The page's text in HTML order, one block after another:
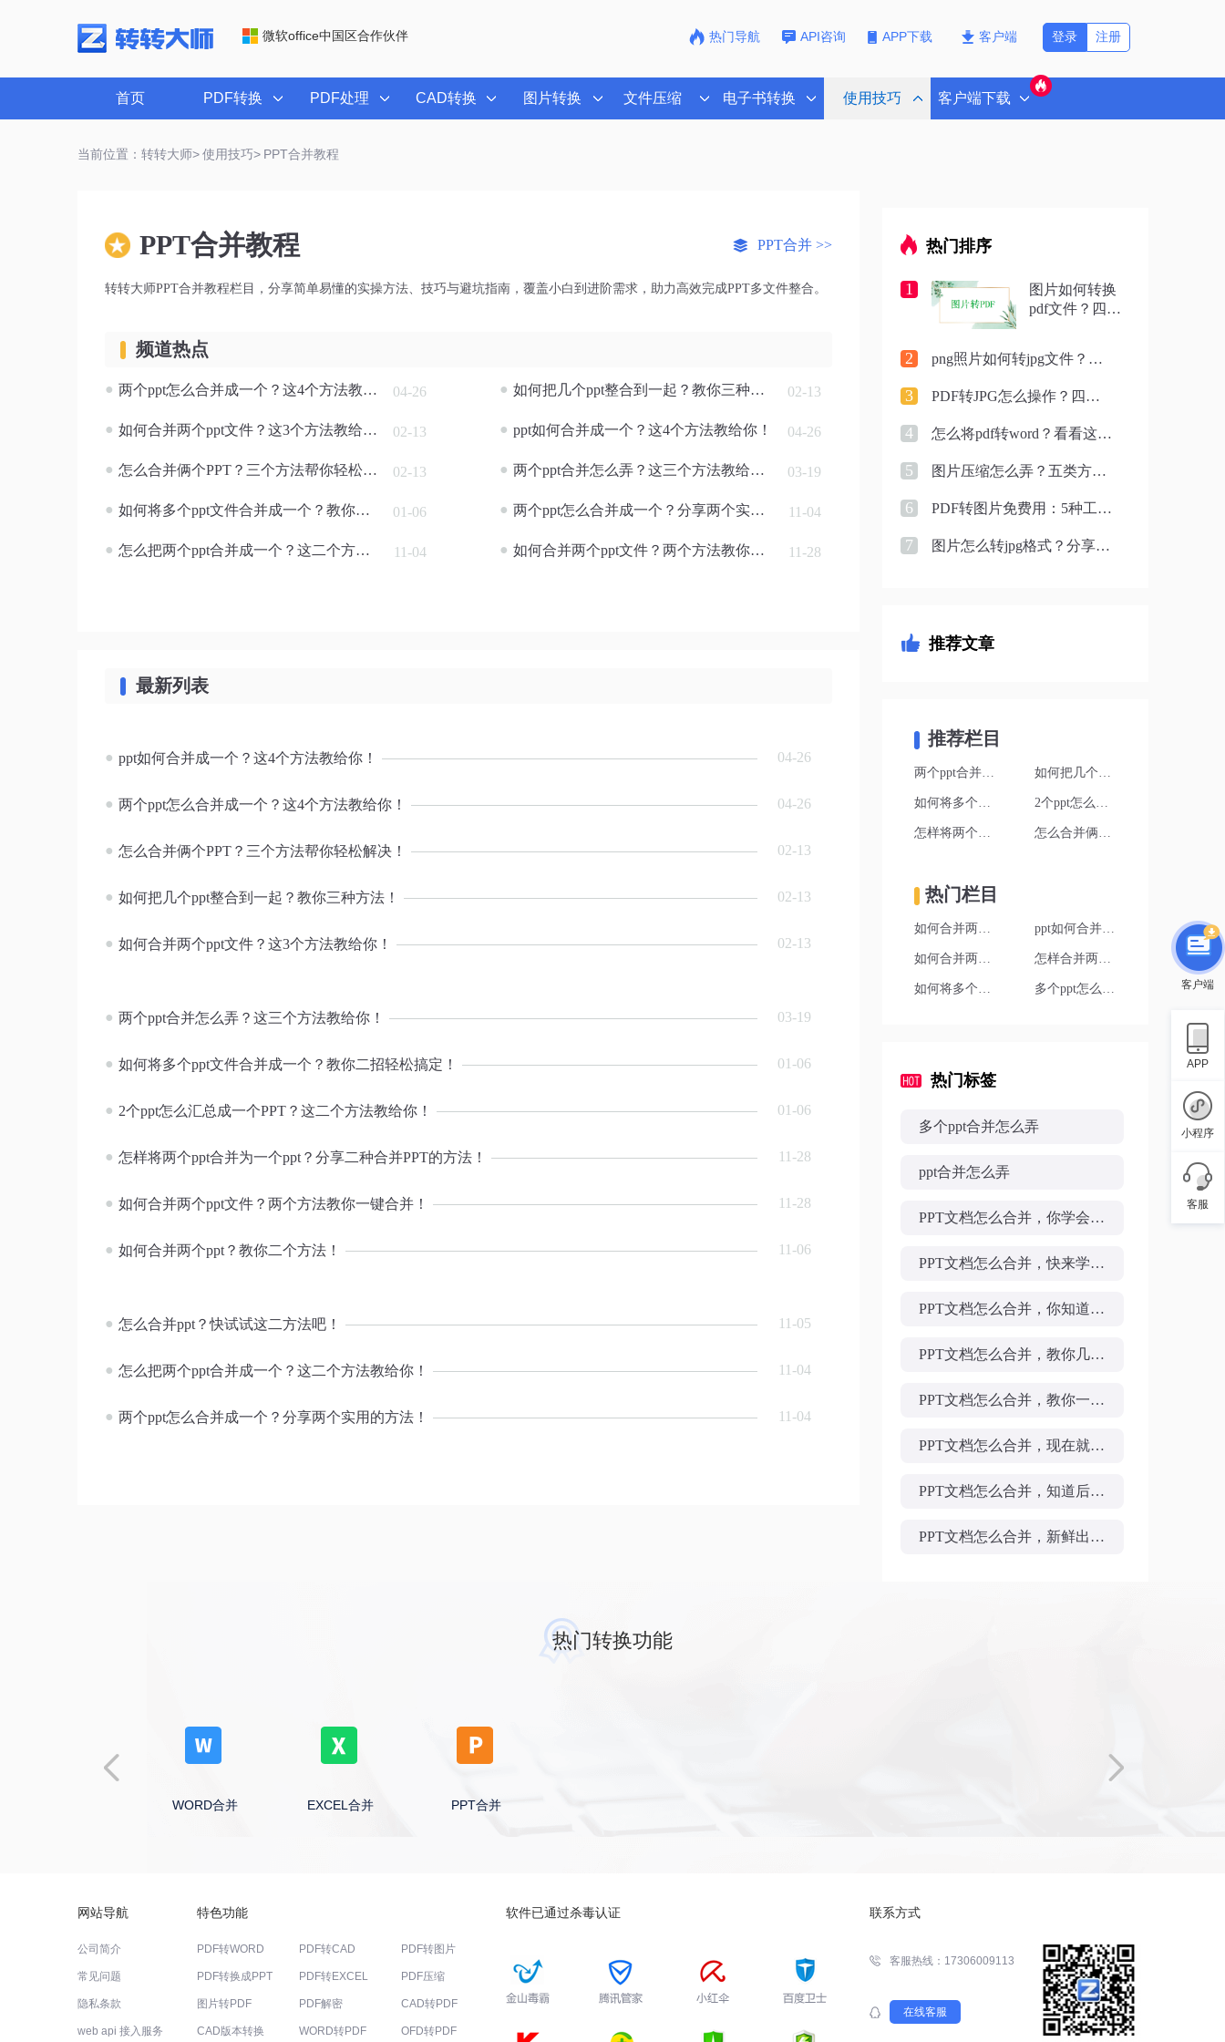
微软office中国区合作伙伴 热门导航 API咨询 APP下载 客户端 注册
登录
首页 PDF转换 PDF处理 CAD转换 图片转换 文件压缩 电子书转换 使用技巧 客户端下载
当前位置：转转大师> 使用技巧> PPT合并教程
PPT合并教程 PPT合并 >>
转转大师PPT合并教程栏目，分享简单易懂的实操方法、技巧与避坑指南，覆盖小白到进阶需求，助力高效完成PPT多文件整合。
频道热点
● 两个ppt怎么合并成一个？这4个方法教给你！ 04-26 ● 如何把几个ppt整合到一起？教你三种方法！ 02-13
● 如何合并两个ppt文件？这3个方法教给你！ 02-13 ● ppt如何合并成一个？这4个方法教给你！ 04-26
● 怎么合并俩个PPT？三个方法帮你轻松解决！ 02-13 ● 两个ppt合并怎么弄？这三个方法教给你！ 03-19
● 如何将多个ppt文件合并成一个？教你二招轻松搞定！ 01-06 ● 两个ppt怎么合并成一个？分享两个实用的方法！ 11-04
● 怎么把两个ppt合并成一个？这二个方法教给你！ 11-04 ● 如何合并两个ppt文件？两个方法教你一键合并！ 11-28
最新列表
● ppt如何合并成一个？这4个方法教给你！ 04-26
● 两个ppt怎么合并成一个？这4个方法教给你！ 04-26
● 怎么合并俩个PPT？三个方法帮你轻松解决！ 02-13
● 如何把几个ppt整合到一起？教你三种方法！ 02-13
● 如何合并两个ppt文件？这3个方法教给你！ 02-13
● 两个ppt合并怎么弄？这三个方法教给你！ 03-19
● 如何将多个ppt文件合并成一个？教你二招轻松搞定！ 01-06
● 2个ppt怎么汇总成一个PPT？这二个方法教给你！ 01-06
● 怎样将两个ppt合并为一个ppt？分享二种合并PPT的方法！ 11-28
● 如何合并两个ppt文件？两个方法教你一键合并！ 11-28
● 如何合并两个ppt？教你二个方法！ 11-06
● 怎么合并ppt？快试试这二方法吧！ 11-05
● 怎么把两个ppt合并成一个？这二个方法教给你！ 11-04
● 两个ppt怎么合并成一个？分享两个实用的方法！ 11-04
热门排序
1
图片如何转换
pdf文件？四种
最优选！
2 png照片如何转jpg文件？五种方法实测对比，附各场景最优选!！
3 PDF转JPG怎么操作？四种方法实测对比，附各场景最优选！
4 怎么将pdf转word？看看这五种转换方法！
5 图片压缩怎么弄？五类方案实测对比，一张表看懂怎么选！
6 PDF转图片免费用：5种工具的文件限制和输出质量对比！
7 图片怎么转jpg格式？分享5个实用转换方法！
推荐文章
推荐栏目
两个ppt合并怎么弄
热门栏目
ppt如何合并成一个
热门标签
多个ppt合并怎么弄
ppt合并怎么弄
PPT文档怎么合并，你学会了吗？
PPT文档怎么合并，快来学习？
PPT文档怎么合并，你知道吗？
PPT文档怎么合并，教你几个方法
PPT文档怎么合并，教你一分钟完成
PPT文档怎么合并，现在就教你
PPT文档怎么合并，知道后办公方便多了
PPT文档怎么合并，新鲜出炉的教程
热门转换功能
WORD合并 EXCEL合并 PPT合并
网站导航
公司简介
常见问题
隐私条款
web api 接入服务
特色功能
PDF转WORD PDF转CAD PDF转图片
PDF转换成PPT PDF转EXCEL PDF压缩
图片转PDF PDF解密 CAD转PDF
CAD版本转换 WORD转PDF OFD转PDF
软件已通过杀毒认证 联系方式
客服热线：17306009113
在线客服
客户端
APP
小程序
客服